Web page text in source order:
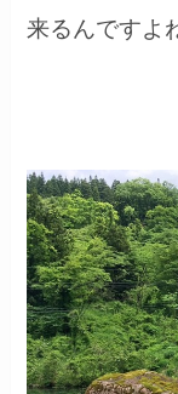
来るんですよ